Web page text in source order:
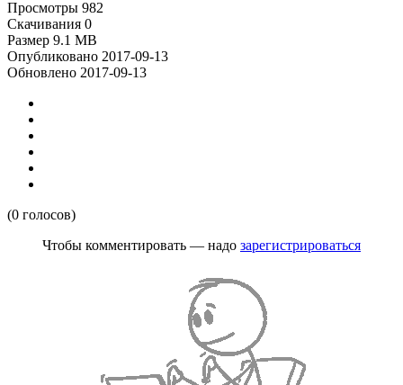
Просмотры 982
Скачивания 0
Размер 9.1 MB
Опубликовано 2017-09-13
Обновлено 2017-09-13
(0 голосов)
Чтобы комментировать — надо зарегистрироваться